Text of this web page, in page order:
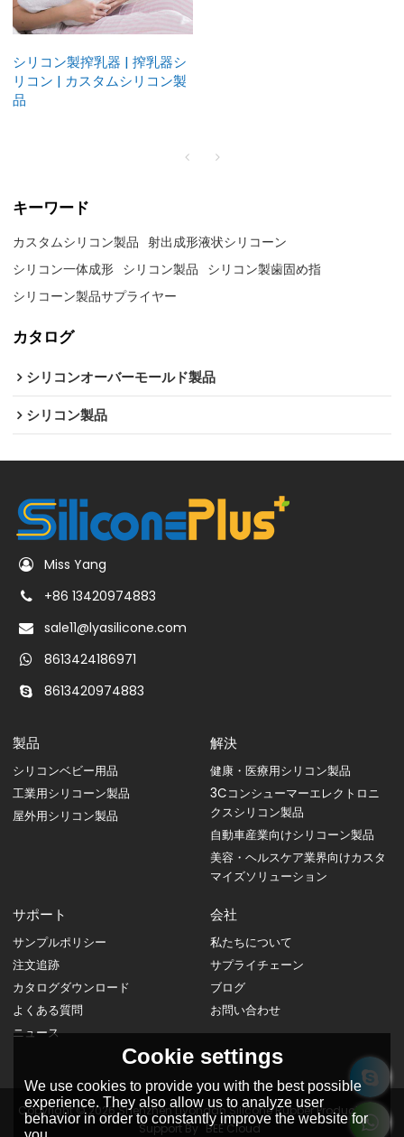
シリコン製搾乳器 | 搾乳器シ
リコン | カスタムシリコン製
品
キーワード
カスタムシリコン製品 射出成形液状シリコーン
シリコン一体成形 シリコン製品 シリコン製歯固め指
シリコーン製品サプライヤー
カタログ
シリコンオーバーモールド製品
シリコン製品
Miss Yang
+86 13420974883
sale11@lyasilicone.com
8613424186971
8613420974883
製品
シリコンベビー用品
工業用シリコーン製品
屋外用シリコン製品
解決
健康・医療用シリコン製品
3Cコンシューマーエレクトロニ
クスシリコン製品
自動車産業向けシリコーン製品
美容・ヘルスケア業界向けカスタ
マイズソリューション
サポート
サンプルポリシー
注文追跡
カタログダウンロード
よくある質問
ニュース
会社
私たちについて
サプライチェーン
ブログ
お問い合わせ
Copyright © 2026Shenzhen Liyongan Silicone Rubber Products Co.
Support By BEE Cloud
Cookie settings
We use cookies to provide you with the best possible
experience. They also allow us to analyze user
behavior in order to constantly improve the website for